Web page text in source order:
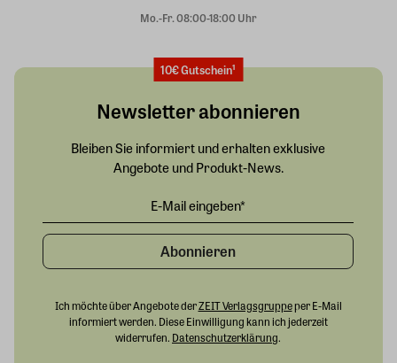
Mo.-Fr. 08:00-18:00 Uhr
10€ Gutschein¹
Newsletter abonnieren
Bleiben Sie informiert und erhalten exklusive
Angebote und Produkt-News.
Abonnieren
Ich möchte über Angebote derZEIT Verlagsgruppeper E-Mail
informiert werden. Diese Einwilligung kann ich jederzeit
widerrufen. Datenschutzerklärung.